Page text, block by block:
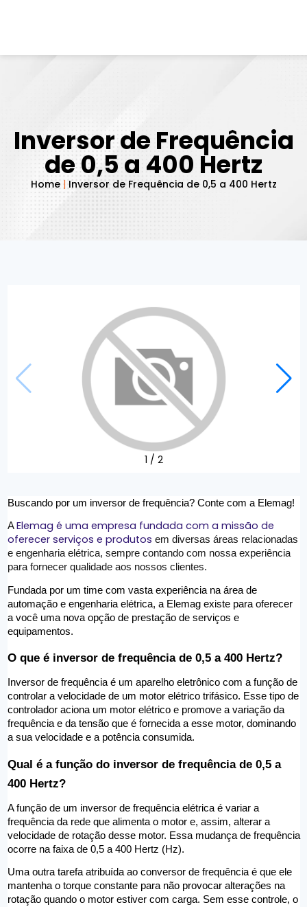
Inversor de Frequência
de 0,5 a 400 Hertz
Home|Inversor de Frequência de 0,5 a 400 Hertz
1 / 2
Buscando por um inversor de frequência? Conte com a Elemag!
A Elemag é uma empresa fundada com a missão de
oferecer serviços e produtos em diversas áreas relacionadas
e engenharia elétrica, sempre contando com nossa experiência
para fornecer qualidade aos nossos clientes.
Fundada por um time com vasta experiência na área de
automação e engenharia elétrica, a Elemag existe para oferecer
a você uma nova opção de prestação de serviços e
equipamentos.
O que é inversor de frequência de 0,5 a 400 Hertz?
Inversor de frequência é um aparelho eletrônico com a função de
controlar a velocidade de um motor elétrico trifásico. Esse tipo de
controlador aciona um motor elétrico e promove a variação da
frequência e da tensão que é fornecida a esse motor, dominando
a sua velocidade e a potência consumida.
Qual é a função do inversor de frequência de 0,5 a
400 Hertz?
A função de um inversor de frequência elétrica é variar a
frequência da rede que alimenta o motor e, assim, alterar a
velocidade de rotação desse motor. Essa mudança de frequência
ocorre na faixa de 0,5 a 400 Hertz (Hz).
Uma outra tarefa atribuída ao conversor de frequência é que ele
mantenha o torque constante para não provocar alterações na
rotação quando o motor estiver com carga. Sem esse controle, o